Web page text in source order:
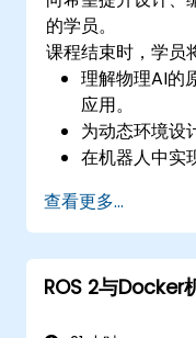
的学员。
课程结束时，学员
理解物理AI的
应用。
为动态环境设
在机器人中实
应对传感器融
战。
查看更多...
ROS 2与Docker